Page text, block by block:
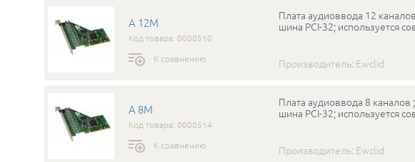
A 12M
Код товара: 0000510
К сравнению
Плата аудиоввода 12
шина PCI-32; используется
Производитель: Ewclid
A 8M
Код товара: 0000514
К сравнению
Плата аудиоввода 8
шина PCI-32; используется
Производитель: Ewclid